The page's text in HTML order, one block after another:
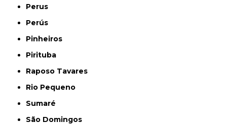
Perus
Perús
Pinheiros
Pirituba
Raposo Tavares
Rio Pequeno
Sumaré
São Domingos